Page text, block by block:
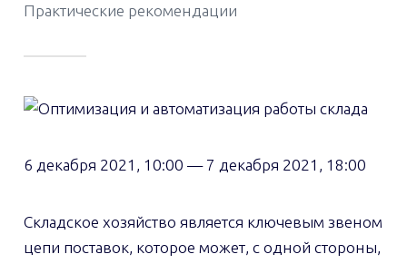
Практические рекомендации
6 декабря 2021, 10:00 — 7 декабря 2021, 18:00
Складское хозяйство является ключевым звеном
цепи поставок, которое может, с одной стороны,